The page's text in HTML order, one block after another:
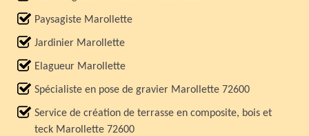
Paysagiste Marollette
Jardinier Marollette
Elagueur Marollette
Spécialiste en pose de gravier Marollette 72600
Service de création de terrasse en composite, bois et
teck Marollette 72600